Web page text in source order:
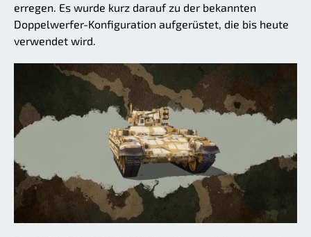
erregen. Es wurde kurz darauf zu der bekannten
Doppelwerfer-Konfiguration aufgerüstet, die bis heute
verwendet wird.